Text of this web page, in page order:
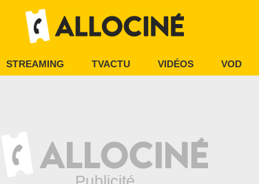
STREAMING TVACTU VIDÉOS VOD